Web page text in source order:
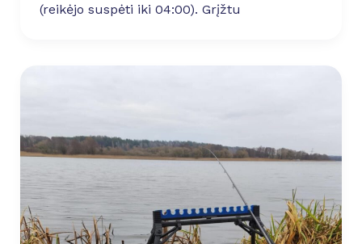
(reikėjo suspėti iki 04:00). Grįžtu